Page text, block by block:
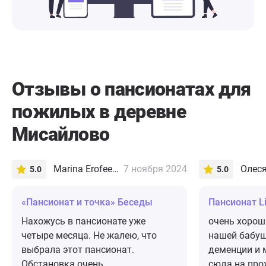
Отзывы о пансионатах для
пожилых в деревне
Мисайлово
5.0 Marina Erofeeva 7 ноября 2024
«Пансионат и точка» Беседы
Нахожусь в пансионате уже
четыре месяца. Не жалею, что
выбрала этот пансионат.
5.0
Пансионат
очень
нашей
деменции и